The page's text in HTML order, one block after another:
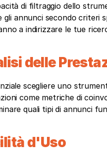
di filtraggio dello
gli annunci secondo criteri
a indirizzare le tue
delle
scegliere uno
come metriche di
quali tipi di annunci
d'Uso